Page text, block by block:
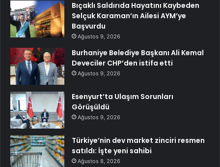
Bıçaklı Saldırıda Hayatını Kaybeden
Selçuk Karaman’ın Ailesi AYM’ye
Başvurdu
Ağustos 9, 2026
Burhaniye Belediye Başkanı Ali Kemal
Deveciler CHP’den istifa etti
Ağustos 9, 2026
Esenyurt’ta Ulaşım Sorunları
Görüşüldü
Ağustos 9, 2026
Türkiye’nin dev market zinciri resmen
satıldı: İşte yeni sahibi
Ağustos 8, 2026